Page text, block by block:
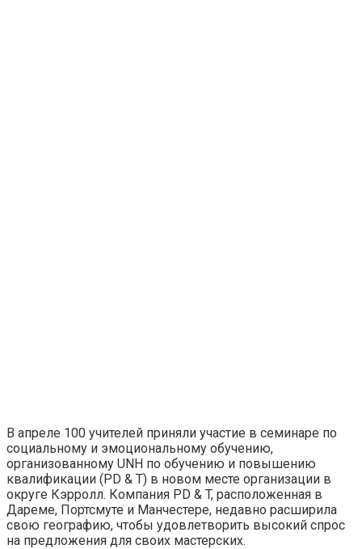
В апреле 100 учителей приняли участие в семинаре по
социальному и эмоциональному обучению,
организованному UNH по обучению и повышению
квалификации (PD & T) в новом месте организации в
округе Кэрролл. Компания PD & T, расположенная в
Дареме, Портсмуте и Манчестере, недавно расширила
свою географию, чтобы удовлетворить высокий спрос
на предложения для своих мастерских.